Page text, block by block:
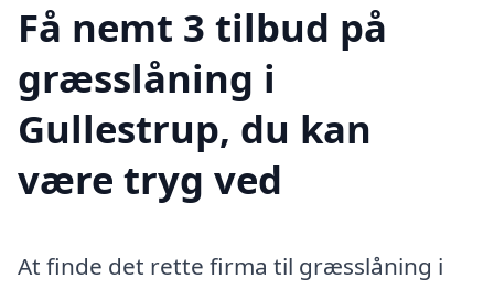
Få nemt 3 tilbud på
græsslåning i
Gullestrup, du kan
være tryg ved
At finde det rette firma til græsslåning i